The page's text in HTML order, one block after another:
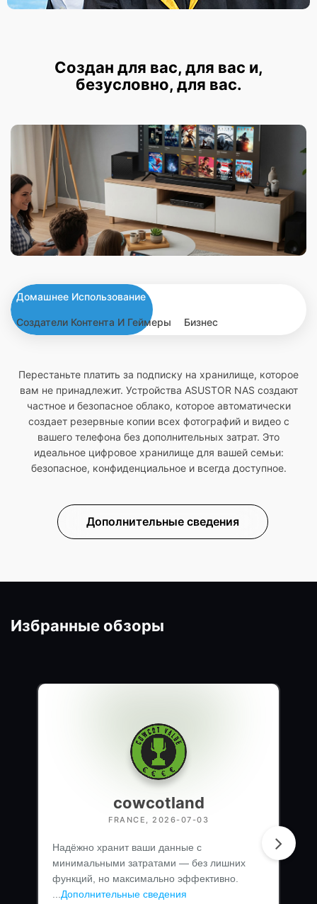
Создан для вас, для вас и,
безусловно, для вас.
Домашнее Использование
Создатели Контента И Геймеры Бизнес
Перестаньте платить за подписку на хранилище, которое
вам не принадлежит. Устройства ASUSTOR NAS создают
частное и безопасное облако, которое автоматически
создает резервные копии всех фотографий и видео с
вашего телефона без дополнительных затрат. Это
идеальное цифровое хранилище для вашей семьи:
безопасное, конфиденциальное и всегда доступное.
Дополнительные сведения
Избранные обзоры
cowcotland
FRANCE, 2026-07-03
Надёжно хранит ваши данные с
минимальными затратами — без лишних
функций, но максимально эффективно.
Дополнительные сведения